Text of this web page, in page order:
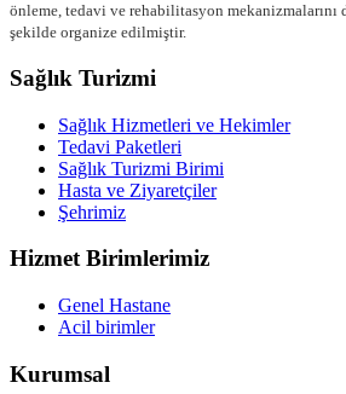
önleme, tedavi ve rehabilitasyon
şekilde organize edilmiştir.
Sağlık Turizmi
Sağlık Hizmetleri ve Hekimler
Tedavi Paketleri
Sağlık Turizmi Birimi
Hasta ve Ziyaretçiler
Şehrimiz
Hizmet Birimlerimiz
Genel Hastane
Acil birimler
Kurumsal